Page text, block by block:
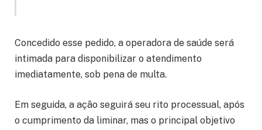
Concedido esse pedido, a operadora de saúde será
intimada para disponibilizar o atendimento
imediatamente, sob pena de multa.
Em seguida, a ação seguirá seu rito processual, após
o cumprimento da liminar, mas o principal objetivo